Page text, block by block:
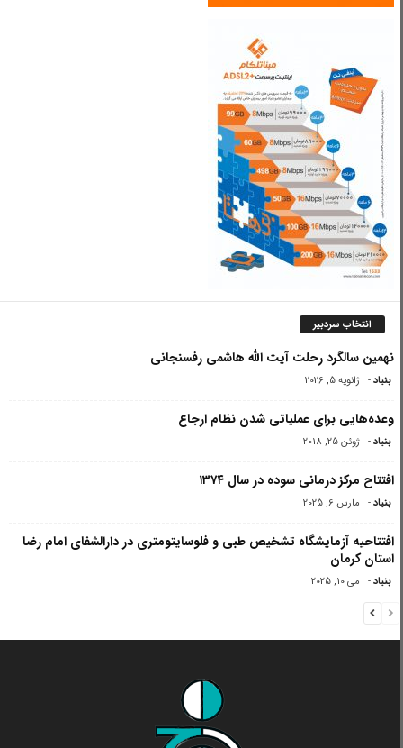
انتخاب سردبیر
نهمین سالگرد رحلت آیت الله هاشمی رفسنجانی
بنیاد - ژانویه 5, 2026
وعده‌هایی برای عملیاتی شدن نظام ارجاع
بنیاد - ژوئن 25, 2018
افتتاح مرکز درمانی سوده در سال ۱۳۷۴
بنیاد - مارس 6, 2025
افتتاحیه آزمایشگاه تشخیص طبی و فلوسایتومتری در دارالشفای امام رضا
استان کرمان
بنیاد - می 10, 2025